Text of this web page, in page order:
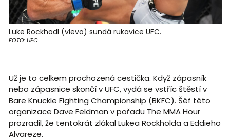
Luke Rockhodl (vlevo) sundá rukavice UFC.
FOTO: UFC
Už je to celkem prochozená cestička. Když zápasník
nebo zápasnice skončí v UFC, vydá se vstříc štěstí v
Bare Knuckle Fighting Championship (BKFC). Šéf této
organizace Dave Feldman v pořadu The MMA Hour
prozradil, že tentokrát zlákal Lukea Rockholda a Eddieho
Alvareze.